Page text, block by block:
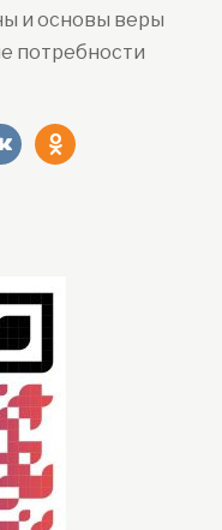
и основы веры
потребности
odnoklassniki